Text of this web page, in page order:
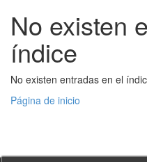
No existen
índice
No existen entradas en el
Página de inicio